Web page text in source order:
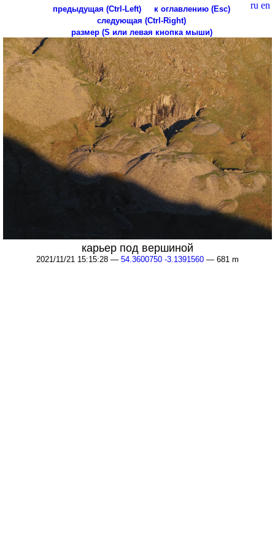
ru en
предыдущая (Ctrl-Left)
к оглавлению (Esc)
следующая (Ctrl-Right)
размер (S или левая кнопка мыши)
карьер под вершиной
2021/11/21 15:15:28 — 54.3600750 -3.1391560 — 681 m